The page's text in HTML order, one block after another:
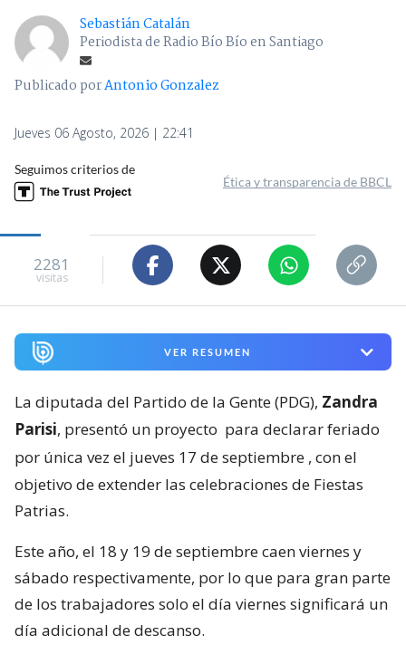
Sebastián Catalán
Periodista de Radio Bío Bío en Santiago
Publicado porAntonio Gonzalez
Jueves 06 Agosto, 2026 | 22:41
Seguimos criterios de
Ética y transparencia de BBCL
2281
visitas
VER RESUMEN
La diputada del Partido de la Gente (PDG), Zandra
Parisi, presentó un proyecto para declarar feriado
por única vez el jueves 17 de septiembre , con el
objetivo de extender las celebraciones de Fiestas
Patrias.
Este año, el 18 y 19 de septiembre caen viernes y
sábado respectivamente, por lo que para gran parte
de los trabajadores solo el día viernes significará un
día adicional de descanso.